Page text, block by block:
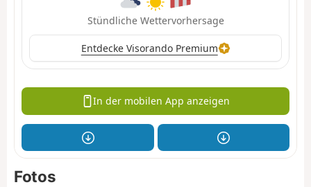
Stündliche Wettervorhersage
Entdecke Visorando Premium
In der mobilen App anzeigen
Fotos